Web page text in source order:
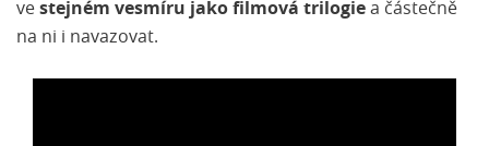
ve stejném vesmíru jako filmová trilogie a částečně
na ni i navazovat.